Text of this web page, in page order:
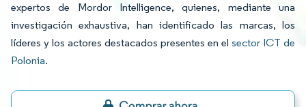
expertos de Mordor Intelligence, quienes, mediante una
investigación exhaustiva, han identificado las marcas, los
líderes y los actores destacados presentes en el sector ICT de
Polonia.